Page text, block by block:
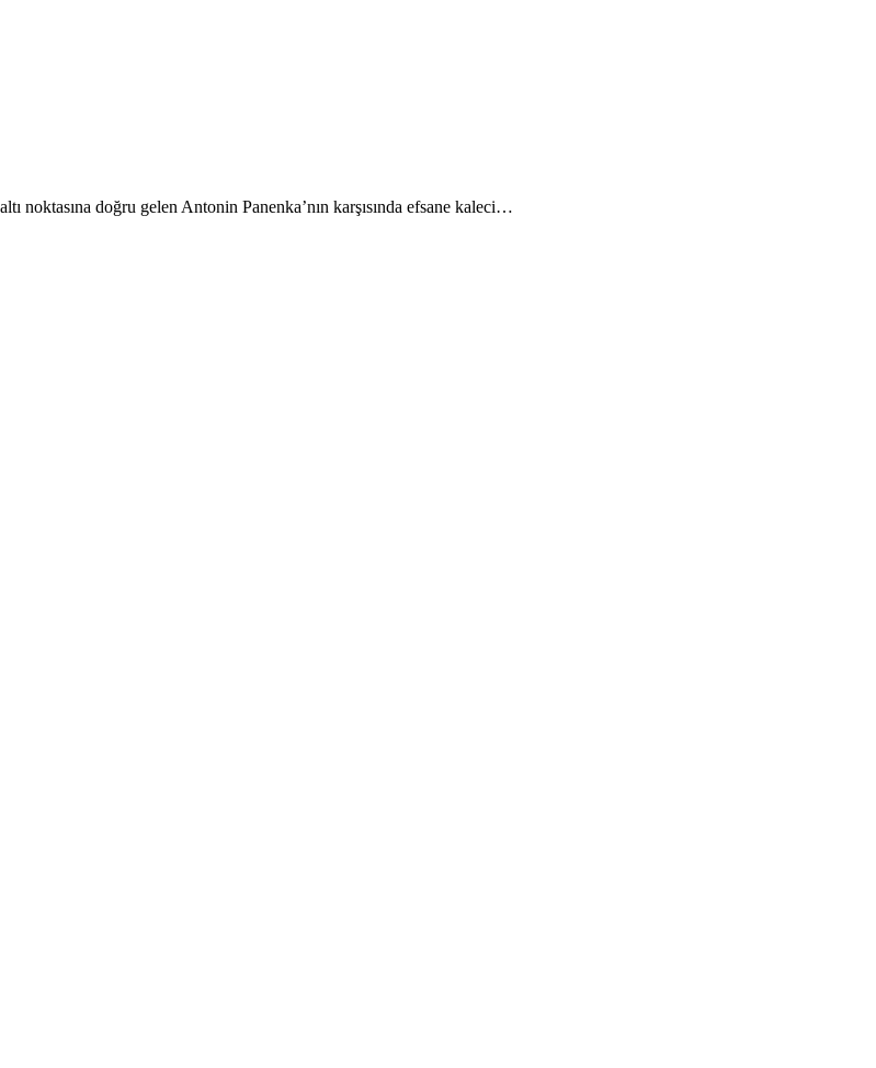
noktasına doğru gelen Antonin Panenka’nın karşısında efsane kaleci…